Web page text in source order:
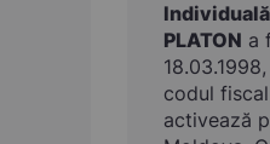
Individuală
PLATON a
codul
activează